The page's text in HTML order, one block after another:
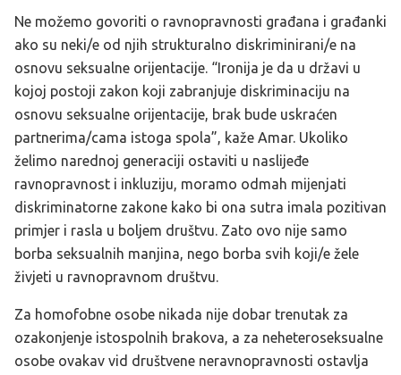
Ne možemo govoriti o ravnopravnosti građana i građanki
ako su neki/e od njih strukturalno diskriminirani/e na
osnovu seksualne orijentacije. “Ironija je da u državi u
kojoj postoji zakon koji zabranjuje diskriminaciju na
osnovu seksualne orijentacije, brak bude uskraćen
partnerima/cama istoga spola”, kaže Amar. Ukoliko
želimo narednoj generaciji ostaviti u naslijeđe
ravnopravnost i inkluziju, moramo odmah mijenjati
diskriminatorne zakone kako bi ona sutra imala pozitivan
primjer i rasla u boljem društvu. Zato ovo nije samo
borba seksualnih manjina, nego borba svih koji/e žele
živjeti u ravnopravnom društvu.
Za homofobne osobe nikada nije dobar trenutak za
ozakonjenje istospolnih brakova, a za neheteroseksualne
osobe ovakav vid društvene neravnopravnosti ostavlja